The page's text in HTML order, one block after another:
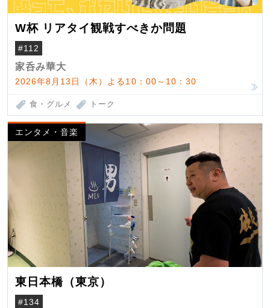
W杯 リアタイ観戦すべきか問題
#112
家呑み華大
2026年8月13日（木）よる10：00～10：30
食・グルメ トーク
エンタメ・音楽
東日本橋（東京）
#134